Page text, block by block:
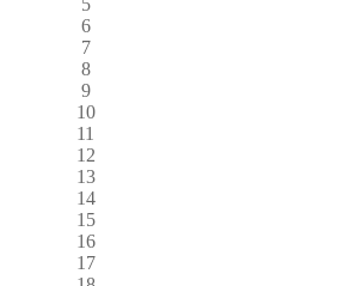
6
7
8
9
10
11
12
13
14
15
16
17